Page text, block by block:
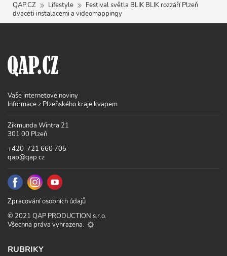
QAP.CZ Lifestyle
Festival světla BLIK BLIK rozzáří Plzeň
dvaceti instalacemi a videomappingy
Vaše internetové noviny
Informace z Plzeňského kraje kvapem
Zikmunda Wintra 21
301 00 Plzeň
+420 721 660 705
qap@qap.cz
Zpracování osobních údajů
© 2021 QAP PRODUCTION s.r.o.
Všechna práva vyhrazena.
RUBRIKY